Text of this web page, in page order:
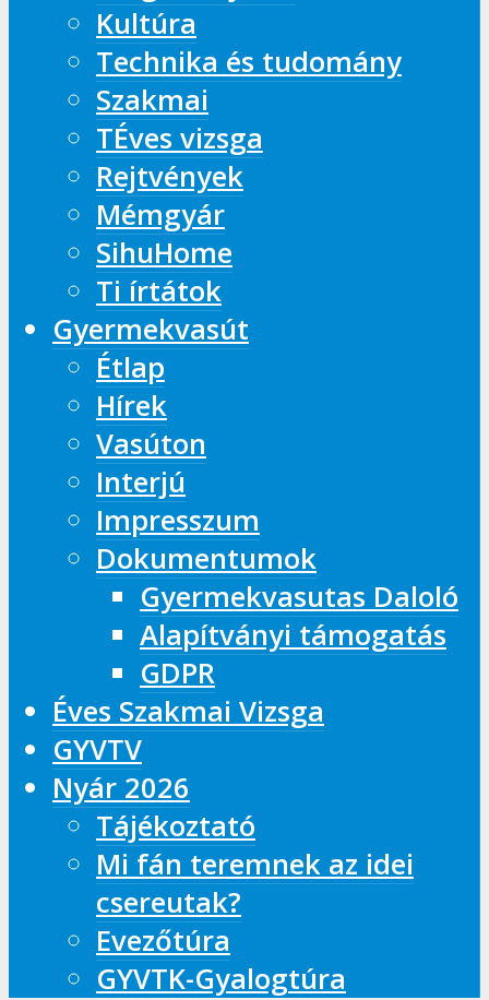
Kultúra
Technika és tudomány
Szakmai
TÉves vizsga
Rejtvények
Mémgyár
SihuHome
Ti írtátok
Gyermekvasút
Étlap
Hírek
Vasúton
Interjú
Impresszum
Dokumentumok
Gyermekvasutas Daloló
Alapítványi támogatás
GDPR
Éves Szakmai Vizsga
GYVTV
Nyár 2026
Tájékoztató
Mi fán teremnek az idei
csereutak?
Evezőtúra
GYVTK-Gyalogtúra